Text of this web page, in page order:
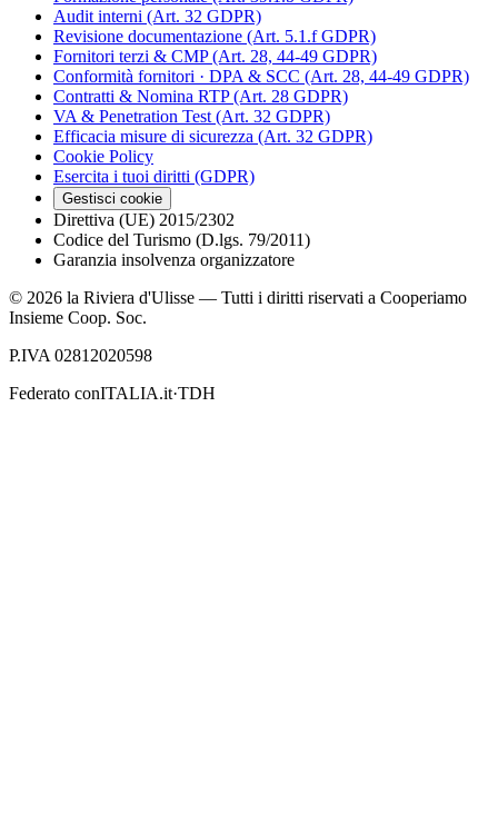
Audit interni (Art. 32 GDPR)
Revisione documentazione (Art. 5.1.f GDPR)
Fornitori terzi & CMP (Art. 28, 44-49 GDPR)
Conformità fornitori · DPA & SCC (Art. 28, 44-49 GDPR)
Contratti & Nomina RTP (Art. 28 GDPR)
VA & Penetration Test (Art. 32 GDPR)
Efficacia misure di sicurezza (Art. 32 GDPR)
Cookie Policy
Esercita i tuoi diritti (GDPR)
Gestisci cookie
Direttiva (UE) 2015/2302
Codice del Turismo (D.lgs. 79/2011)
Garanzia insolvenza organizzatore
© 2026 la Riviera d'Ulisse — Tutti i diritti riservati a Cooperiamo
Insieme Coop. Soc.
P.IVA 02812020598
Federato conITALIA.it·TDH